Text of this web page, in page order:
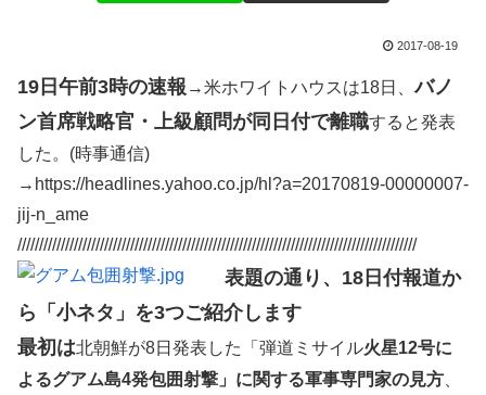
2017-08-19
19日午前3時の速報 →米ホワイトハウスは18日、バノ
ン首席戦略官・上級顧問が同日付で離職すると発表
した。(時事通信)
→https://headlines.yahoo.co.jp/hl?a=20170819-00000007-
jij-n_ame
////////////////////////////////////////////////////////////////////////////////////////////
表題の通り、18日付報道か
ら「小ネタ」を3つご紹介します
最初は北朝鮮が8日発表した「弾道ミサイル火星12号に
よるグアム島4発包囲射撃」に関する軍事専門家の見方